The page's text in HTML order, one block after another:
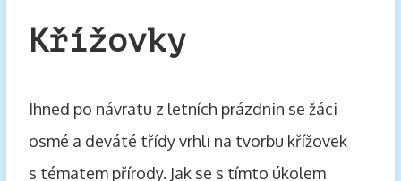
Křížovky
Ihned po návratu z letních prázdnin se žáci
osmé a deváté třídy vrhli na tvorbu křížovek
s tématem přírody. Jak se s tímto úkolem